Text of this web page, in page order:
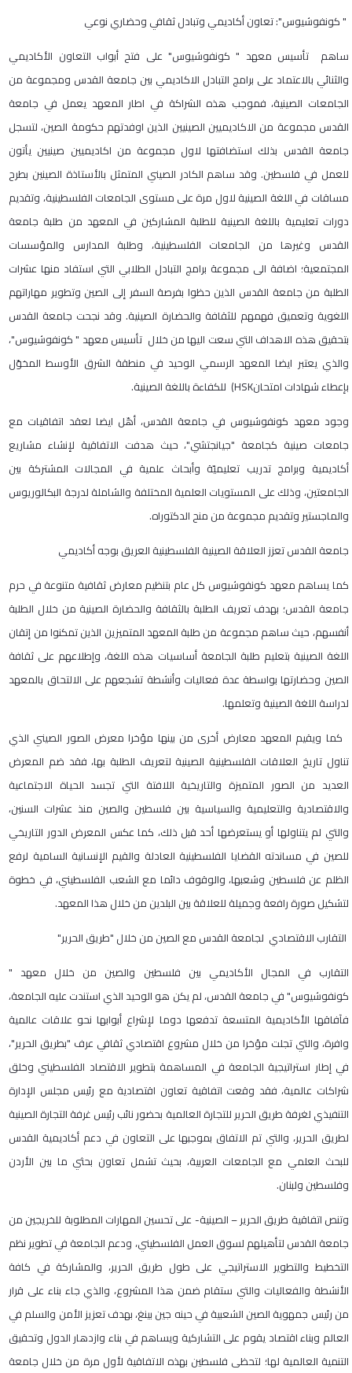
" كونفوشيوس": تعاون أكاديمي وتبادل ثقافي وحضاري نوعي
ساهم تأسيس معهد " كونفوشيوس" على فتح أبواب التعاون الأكاديمي
والثنائي بالاعتماد على برامج التبادل الاكاديمي بين جامعة القدس ومجموعة من
الجامعات الصينية، فموجب هذه الشراكة في اطار المعهد يعمل في جامعة
القدس مجموعة من الاكاديميين الصينيين الذين اوفدتهم حكومة الصين، لتسجل
جامعة القدس بذلك استضافتها لاول مجموعة من اكاديميين صينيين يأتون
للعمل في فلسطين. وقد ساهم الكادر الصيني المتمثل بالأستاذة الصينين بطرح
مساقات في اللغة الصينية لاول مرة على مستوى الجامعات الفلسطينية، وتقديم
دورات تعليمية باللغة الصينية للطلبة المشاركين في المعهد من طلبة جامعة
القدس وغيرها من الجامعات الفلسطينية، وطلبة المدارس والمؤسسات
المجتمعية؛ اضافة الى مجموعة برامج التبادل الطلابي التي استفاد منها عشرات
الطلبة من جامعة القدس الذين حظوا بفرصة السفر إلى الصين وتطوير مهاراتهم
اللغوية وتعميق فهمهم للثقافة والحضارة الصينية. وقد نجحت جامعة القدس
بتحقيق هذه الاهداف التي سعت اليها من خلال تأسيس معهد " كونفوشيوس"،
والذي يعتبر ايضا المعهد الرسمي الوحيد في منطقة الشرق الأوسط المخوّل
بإعطاء شهادات امتحانHSK) للكفاءة باللغة الصينية.
وجود معهد كونفوشيوس في جامعة القدس، أهّل ايضا لعقد اتفاقيات مع
جامعات صينية كجامعة "جيانجتشي"، حيث هدفت الاتفاقية لإنشاء مشاريع
أكاديمية وبرامج تدريب تعليميّة وأبحاث علمية في المجالات المشتركة بين
الجامعتين، وذلك على المستويات العلمية المختلفة والشاملة لدرجة البكالوريوس
والماجستير وتقديم مجموعة من منح الدكتوراه.
جامعة القدس تعزز العلاقة الصينية الفلسطينية العريق بوجه أكاديمي
كما يساهم معهد كونفوشيوس كل عام بتنظيم معارض ثقافية متنوعة في حرم
جامعة القدس؛ بهدف تعريف الطلبة بالثقافة والحضارة الصينية من خلال الطلبة
أنفسهم، حيث ساهم مجموعة من طلبة المعهد المتميزين الذين تمكنوا من إتقان
اللغة الصينية بتعليم طلبة الجامعة أساسيات هذه اللغة، وإطلاعهم على ثقافة
الصين وحضارتها بواسطة عدة فعاليات وأنشطة تشجعهم على الالتحاق بالمعهد
لدراسة اللغة الصينية وتعلمها.
كما ويقيم المعهد معارض أخرى من بينها مؤخرا معرض الصور الصيني الذي
تناول تاريخ العلاقات الفلسطينية الصينية لتعريف الطلبة بها، فقد ضم المعرض
العديد من الصور المتميزة والتاريخية اللافتة التي تجسد الحياة الاجتماعية
والاقتصادية والتعليمية والسياسية بين فلسطين والصين منذ عشرات السنين،
والتي لم يتناولها أو يستعرضها أحد قبل ذلك، كما عكس المعرض الدور التاريخي
للصين في مساندته القضايا الفلسطينية العادلة والقيم الإنسانية السامية لرفع
الظلم عن فلسطين وشعبها، والوقوف دائما مع الشعب الفلسطيني، في خطوة
لتشكيل صورة رافعة وجميلة للعلاقة بين البلدين من خلال هذا المعهد.
التقارب الاقتصادي لجامعة القدس مع الصين من خلال "طريق الحرير"
التقارب في المجال الأكاديمي بين فلسطين والصين من خلال معهد "
كونفوشيوس" في جامعة القدس، لم يكن هو الوحيد الذي استندت عليه الجامعة،
فآفاقها الأكاديمية المتسعة تدفعها دوما لإشراع أبوابها نحو علاقات عالمية
وافرة، والتي تجلت مؤخرا من خلال مشروع اقتصادي ثقافي عرف "بطريق الحرير"،
في إطار استراتيجية الجامعة في المساهمة بتطوير الاقتصاد الفلسطيني وخلق
شراكات عالمية، فقد وقعت اتفاقية تعاون اقتصادية مع رئيس مجلس الإدارة
التنفيذي لغرفة طريق الحرير للتجارة العالمية بحضور نائب رئيس غرفة التجارة الصينية
لطريق الحرير، والتي تم الاتفاق بموجبها على التعاون في دعم أكاديمية القدس
للبحث العلمي مع الجامعات العربية، بحيث تشمل تعاون بحثي ما بين الأردن
وفلسطين ولبنان.
وتنص اتفاقية طريق الحرير – الصينية- على تحسين المهارات المطلوبة للخريجين من
جامعة القدس لتأهيلهم لسوق العمل الفلسطيني، ودعم الجامعة في تطوير نظم
التخطيط والتطوير الاستراتيجي على طول طريق الحرير، والمشاركة في كافة
الأنشطة والفعاليات والتي ستقام ضمن هذا المشروع، والذي جاء بناء على قرار
من رئيس جمهوية الصين الشعبية في حينه جين بينغ، بهدف تعزيز الأمن والسلم في
العالم وبناء اقتصاد يقوم على التشاركية ويساهم في بناء وازدهار الدول وتحقيق
التنمية العالمية لها؛ لتحظى فلسطين بهذه الاتفاقية لأول مرة من خلال جامعة